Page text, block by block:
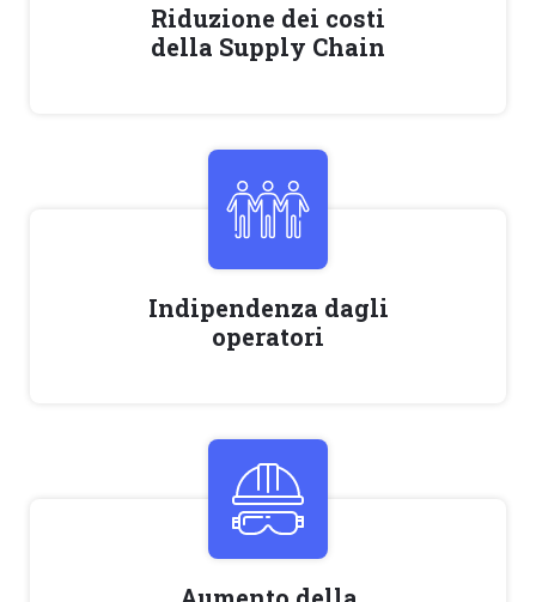
Riduzione dei costi
della Supply Chain
Indipendenza dagli
operatori